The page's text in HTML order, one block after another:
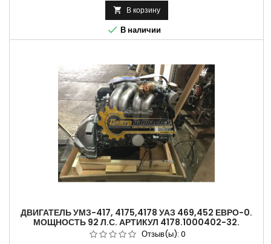
 В корзину
 В наличии
ДВИГАТЕЛЬ УМЗ-417, 4175,4178 УАЗ 469,452 ЕВРО-0.
МОЩНОСТЬ 92 Л.С. АРТИКУЛ 4178.1000402-32.
Отзыв(ы): 0